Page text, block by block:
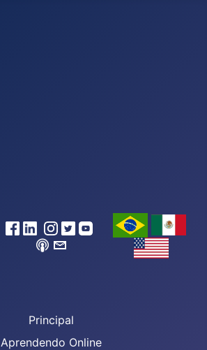
Principal
Aprendendo Online